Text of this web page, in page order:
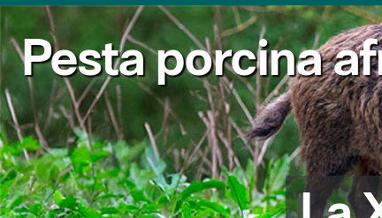
Pesta porcina